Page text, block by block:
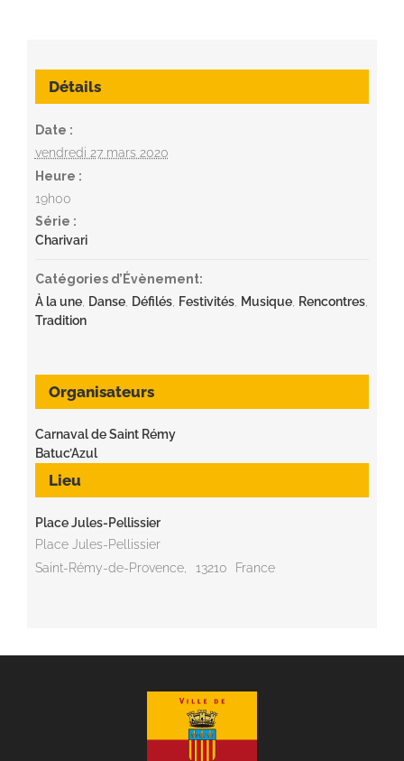
Détails
Date :
vendredi 27 mars 2020
Heure :
19h00
Série :
Charivari
Catégories d’Évènement:
À la une, Danse, Défilés, Festivités, Musique, Rencontres,
Tradition
Lieu
Place Jules-Pellissier
Place Jules-Pellissier
Saint-Rémy-de-Provence, 13210 France
Organisateurs
Carnaval de Saint Rémy
Batuc’Azul